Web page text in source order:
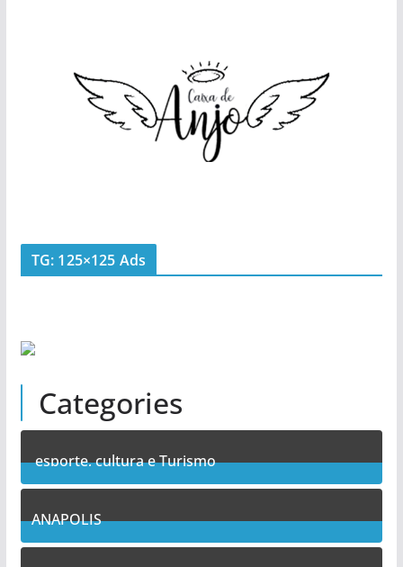
TG: 125×125 Ads
Categories
esporte, cultura e Turismo
7Posts
ANAPOLIS
11Posts